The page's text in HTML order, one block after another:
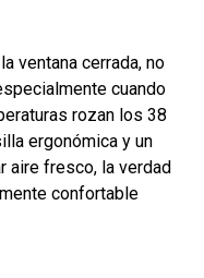
ventana cerrada, no
cuando
rozan los 38
ergonómica y un
aire fresco, la verdad
confortable